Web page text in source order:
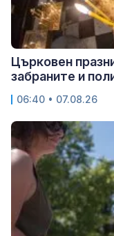
Църковен
забраните и
06:40 • 07.08.26